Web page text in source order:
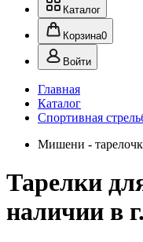
Каталог
Корзина0
Войти
Главная
Каталог
Спортивная
Мишени -
Тарелки
наличии в